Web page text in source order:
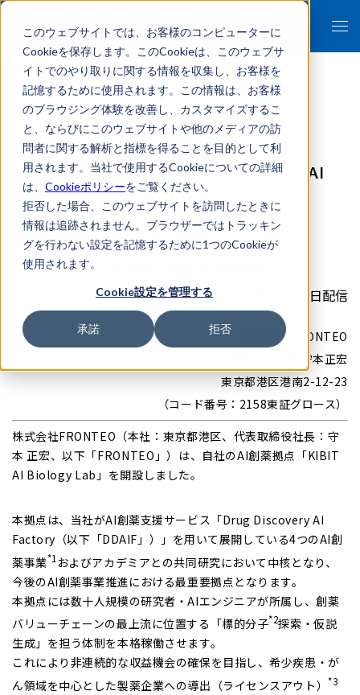
このウェブサイトでは、お客様のコンピューターに
Cookieを保存します。このCookieは、このウェブサ
イトでのやり取りに関する情報を収集し、お客様を
記憶するために使用されます。この情報は、お客様
のブラウジング体験を改善し、カスタマイズするこ
と、ならびにこのウェブサイトや他のメディアの訪
問者に関する解析と指標を得ることを目的として利
用されます。当社で使用するCookieについての詳細
は、 Cookieポリシーをご覧ください。
拒否した場合、このウェブサイトを訪問したときに
情報は追跡されません。ブラウザーではトラッキン
グを行わない設定を記憶するために1つのCookieが
使用されます。
Cookie設定を管理する
承諾 拒否
- 報道関係者各位 -
FRONTEO、自社のAI創薬拠点「KIBIT AI
Biology Lab」を開設
AI創薬支援サービス「Drug Discovery AI
Factory」を大幅アップデート、創薬バリュー
チェーンの最上流を担う体制を本格稼働
2026年05月13日配信
株式会社FRONTEO
代表取締役社長 守本正宏
東京都港区港南2-12-23
（コード番号：2158東証グロース）
株式会社FRONTEO （本社：東京都港区、代表取締役社長：守
本 正宏、以下「FRONTEO」）は、自社のAI創薬拠点「KIBIT
AI Biology Lab」を開設しました。
本拠点は、当社がAI創薬支援サービス「Drug Discovery AI
Factory（以下「DDAIF」）」を用いて展開している4つのAI創
薬事業*1 およびアカデミアとの共同研究において中核となり、
今後のAI創薬事業推進における最重要拠点となります。
本拠点には数十人規模の研究者・AIエンジニアが所属し、創薬
バリューチェーンの最上流に位置する「標的分子*2探索・仮説
生成」を担う体制を本格稼働させます。
これにより非連続的な収益機会の確保を目指し、希少疾患・が
ん領域を中心とした製薬企業への導出（ライセンスアウト） *3